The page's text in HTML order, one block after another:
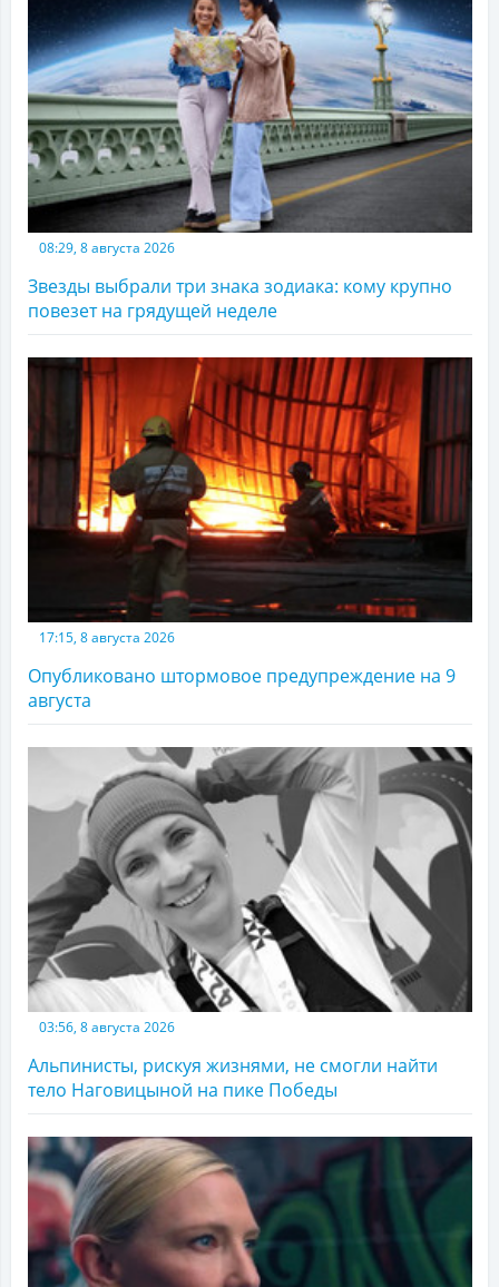
08:29, 8 августа 2026
Звезды выбрали три знака зодиака: кому крупно
повезет на грядущей неделе
17:15, 8 августа 2026
Опубликовано штормовое предупреждение на 9
августа
03:56, 8 августа 2026
Альпинисты, рискуя жизнями, не смогли найти
тело Наговицыной на пике Победы